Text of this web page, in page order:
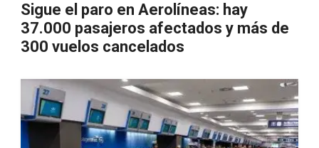
Sigue el paro en Aerolíneas: hay
37.000 pasajeros afectados y más de
300 vuelos cancelados